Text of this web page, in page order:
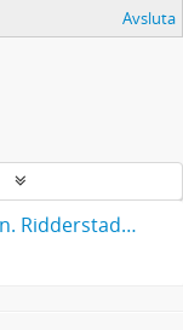
Avsluta
Brev från Wilhelmina Stålberg till löjtn. Ridderstad 1857